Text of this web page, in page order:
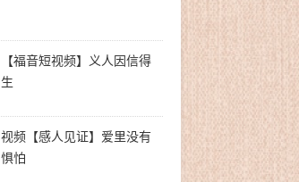
【福音短视频】义人因信得
生
视频【感人见证】爱里没有
惧怕